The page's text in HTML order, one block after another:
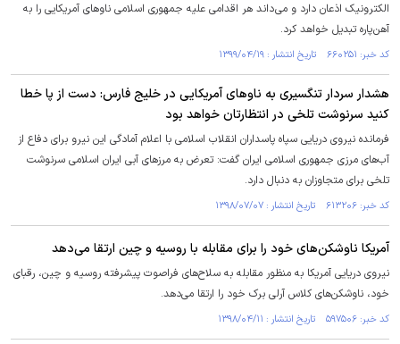
الکترونیک اذعان دارد و می داند هر اقدامی علیه جمهوری اسلامی ناوهای آمریکایی را به
آهن پاره تبدیل خواهد کرد.
کد خبر: ۶۶۰۲۵۱ تاریخ انتشار : ۱۳۹۹/۰۴/۱۹
هشدار سردار تنگسیری به ناوهای آمریکایی در خلیج فارس: دست از پا خطا
کنید سرنوشت تلخی در انتظارتان خواهد بود
فرمانده نیروی دریایی سپاه پاسداران انقلاب اسلامی با اعلام آمادگی این نیرو برای دفاع از
آب‌های مرزی جمهوری اسلامی ایران گفت: تعرض به مرزهای آبی ایران اسلامی سرنوشت
تلخی برای متجاوزان به دنبال دارد.
کد خبر: ۶۱۳۲۰۶ تاریخ انتشار : ۱۳۹۸/۰۷/۰۷
آمریکا ناوشکن‌های خود را برای مقابله با روسیه و چین ارتقا می‌دهد
نیروی دریایی آمریکا به منظور مقابله به سلاح‌های فراصوت پیشرفته روسیه و چین، رقبای
خود، ناوشکن‌های کلاس آرلی برک خود را ارتقا می‌دهد.
کد خبر: ۵۹۷۵۰۶ تاریخ انتشار : ۱۳۹۸/۰۴/۱۱